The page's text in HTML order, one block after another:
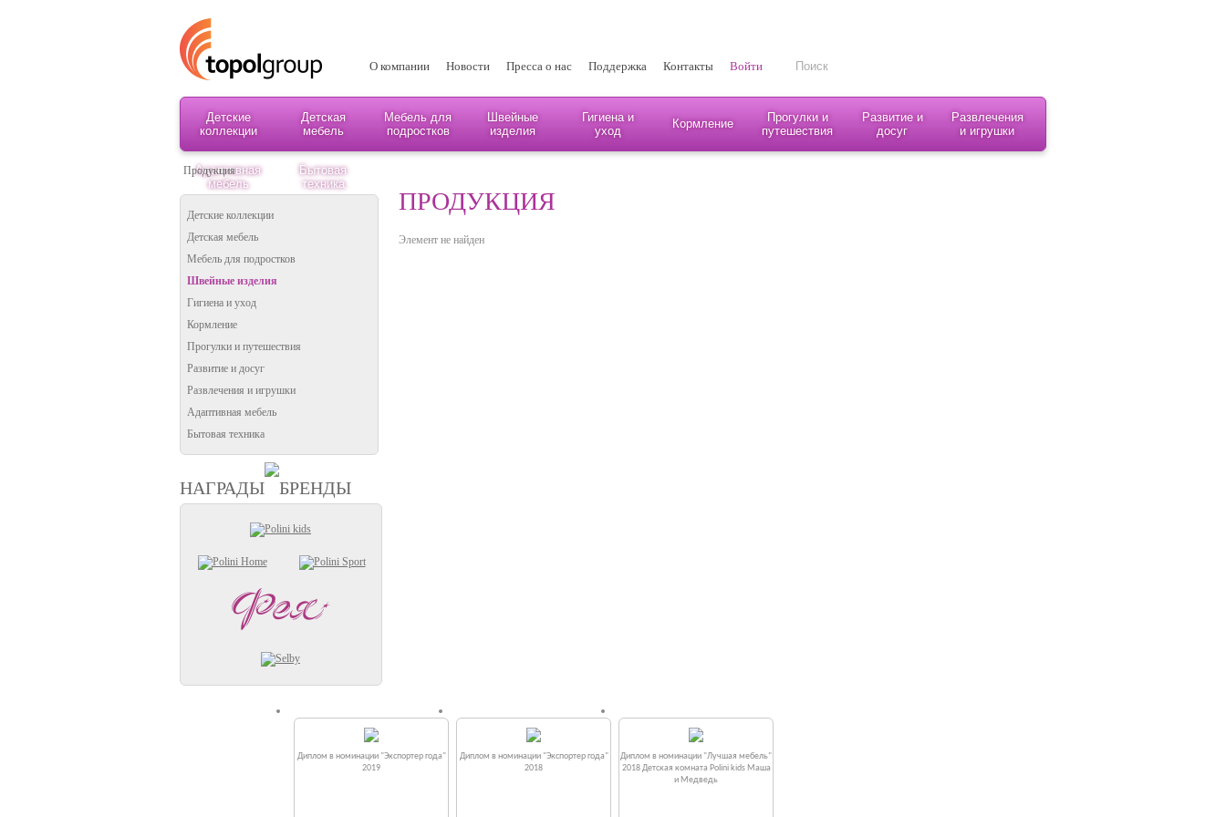
О компании Новости Пресса о нас Поддержка Контакты Войти
Детские
коллекции
Детская
мебель
Мебель для
подростков
Швейные
изделия
Гигиена и
уход
Кормление
Прогулки и
путешествия
Развитие и
досуг
Развлечения
и игрушки
Адаптивная
мебель
Бытовая
техника
Продукция
Детские коллекции
Детская мебель
Мебель для подростков
Швейные изделия
Гигиена и уход
Кормление
Прогулки и путешествия
Развитие и досуг
Развлечения и игрушки
Адаптивная мебель
Бытовая техника
НАГРАДЫ БРЕНДЫ
ПРОДУКЦИЯ
Элемент не найден
Диплом в номинации "Экспортер года"
2019
Диплом в номинации "Экспортер года"
2018
Диплом в номинации "Лучшая мебель"
2018 Детская комната Polini kids Маша
и Медведь